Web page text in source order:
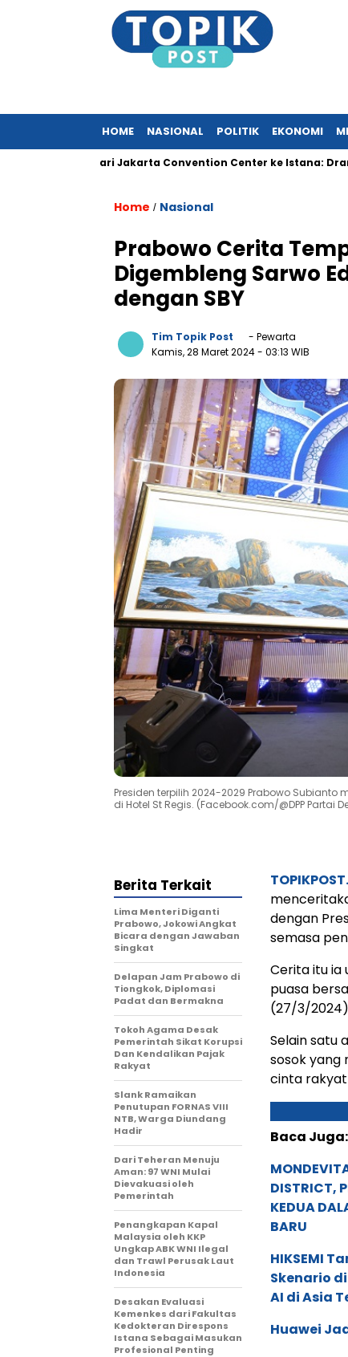
HOME NASIONAL POLITIK EKONOMI
Dari Jakarta Convention Center ke Istana: Drama
Home / Nasional
Prabowo Cerita
Digembleng Sarwo
dengan SBY
Tim Topik Post
- Pewarta
Kamis, 28 Maret 2024- 03:13 WIB
Presiden terpilih 2024-2029 Prabowo
di Hotel St Regis. (Facebook.com/@DPP Partai
dengan
semasa
Cerita itu ia
puasa
(27/3/
Selain satu
sosok yang
cinta rakyat
Baca Juga:
DISTRICT,
KEDUA
BARU
HIKSEMI
Skenario
AI di Asia
Huawei
Berita Terkait
Lima Menteri Diganti
Prabowo, Jokowi Angkat
Bicara dengan Jawaban
Singkat
Delapan Jam Prabowo di
Tiongkok, Diplomasi
Padat dan Bermakna
Tokoh Agama Desak
Pemerintah Sikat Korupsi
Dan Kendalikan Pajak
Rakyat
Slank Ramaikan
Penutupan FORNAS VIII
NTB, Warga Diundang
Hadir
Dari Teheran Menuju
Aman: 97 WNI Mulai
Dievakuasi oleh
Pemerintah
Penangkapan Kapal
Malaysia oleh KKP
Ungkap ABK WNI Ilegal
dan Trawl Perusak Laut
Indonesia
Desakan Evaluasi
Kemenkes dari Fakultas
Kedokteran Direspons
Istana Sebagai Masukan
Profesional Penting